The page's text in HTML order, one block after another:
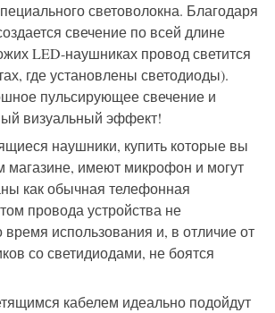
световолокна. Благодаря
свечение по всей длине
LED-наушниках провод светится
где установлены светодиоды).
пульсирующее свечение и
визуальный эффект!
наушники, купить которые вы
имеют микрофон и могут
как обычная телефонная
провода устройства не
использования и, в отличие от
со светидиодами, не боятся
кабелем идеально подойдут